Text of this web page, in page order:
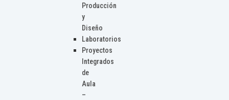
Producción
y
Diseño
Laboratorios
Proyectos
Integrados
de
Aula
–